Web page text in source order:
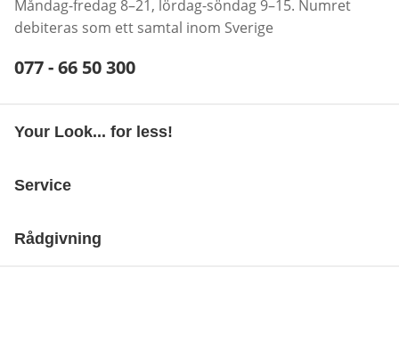
Måndag-fredag 8–21, lördag-söndag 9–15. Numret
debiteras som ett samtal inom Sverige
Telefonnummer:
077 - 66 50 300
Your Look... for less!
Service
Rådgivning